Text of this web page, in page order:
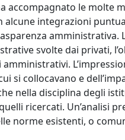
accompagnato le molte
integrazioni
amministrativa.
svolte dai privati,
si collocavano e
nella disciplina degli
ricercati. Un’analisi
norme esistenti, o